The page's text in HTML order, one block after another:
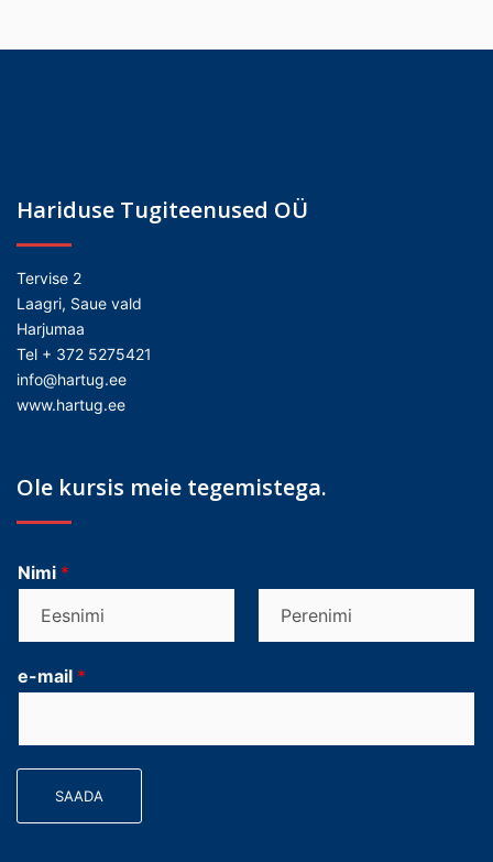
Hariduse Tugiteenused OÜ
Tervise 2
Laagri, Saue vald
Harjumaa
Tel + 372 5275421
info@hartug.ee
www.hartug.ee
Ole kursis meie tegemistega.
Nimi *
r
e-mail *
SAADA